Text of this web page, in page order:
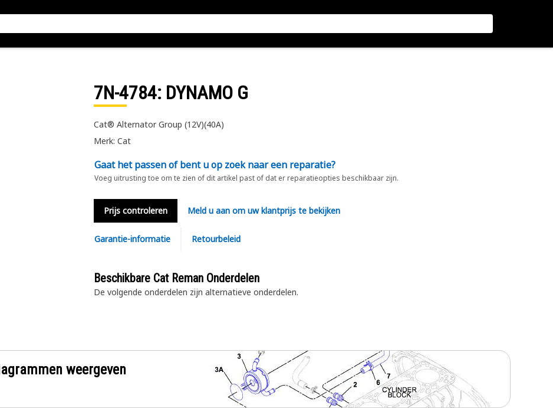
7N-4784: DYNAMO G
Cat® Alternator Group (12V)(40A)
Merk: Cat
Gaat het passen of bent u op zoek naar een reparatie?
Voeg uitrusting toe om te zien of dit artikel past of dat er reparatieopties beschikbaar zijn.
Prijs controleren Meld u aan om uw klantprijs te bekijken
Garantie-informatie Retourbeleid
Beschikbare Cat Reman Onderdelen
De volgende onderdelen zijn alternatieve onderdelen.
weergeven